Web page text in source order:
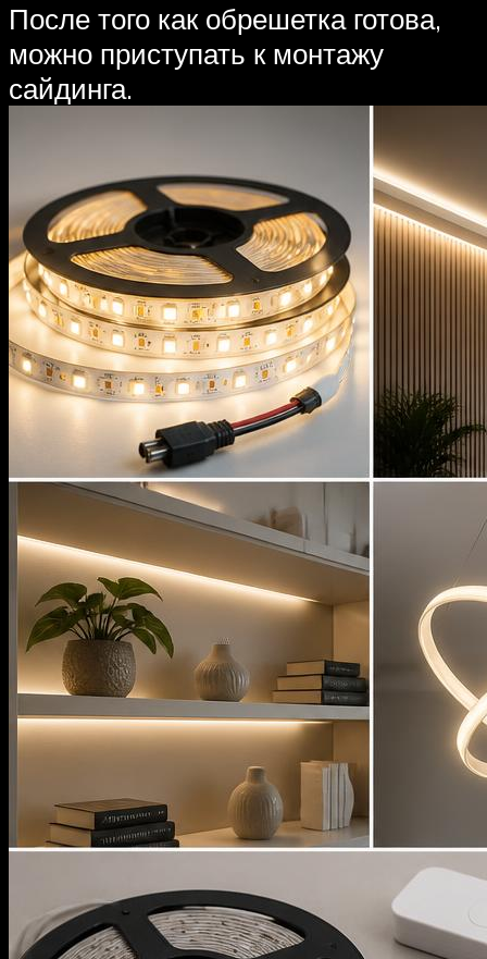
После того как обрешетка готова,
можно приступать к монтажу
сайдинга.